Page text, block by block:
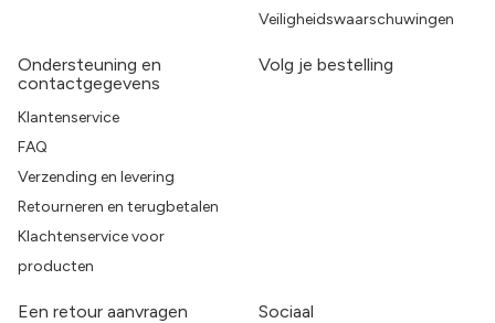
Veiligheidswaarschuwingen
Ondersteuning en
contactgegevens
Klantenservice
FAQ
Verzending en levering
Retourneren en terugbetalen
Klachtenservice voor
producten
Volg je bestelling
Een retour aanvragen Sociaal